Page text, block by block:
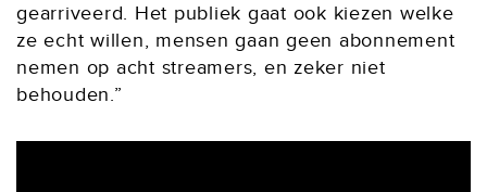
gearriveerd. Het publiek gaat ook kiezen welke
ze echt willen, mensen gaan geen abonnement
nemen op acht streamers, en zeker niet
behouden.”